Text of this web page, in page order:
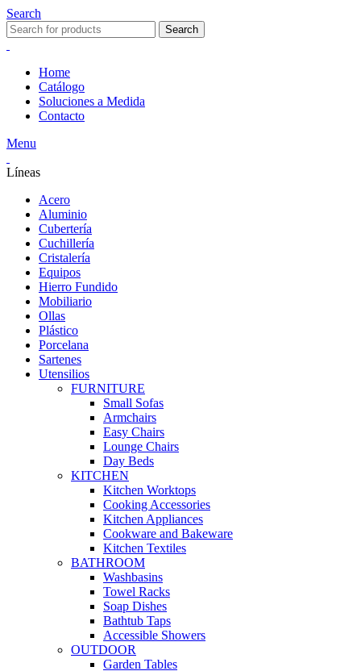
Search
Search
Home
Catálogo
Soluciones a Medida
Contacto
Menu
Líneas
Acero
Aluminio
Cubertería
Cuchillería
Cristalería
Equipos
Hierro Fundido
Mobiliario
Ollas
Plástico
Porcelana
Sartenes
Utensilios
FURNITURE
Small Sofas
Armchairs
Easy Chairs
Lounge Chairs
Day Beds
KITCHEN
Kitchen Worktops
Cooking Accessories
Kitchen Appliances
Cookware and Bakeware
Kitchen Textiles
BATHROOM
Washbasins
Towel Racks
Soap Dishes
Bathtub Taps
Accessible Showers
OUTDOOR
Garden Tables